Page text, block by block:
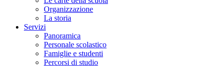
Organizzazione
La storia
Servizi
Panoramica
Personale scolastico
Famiglie e studenti
Percorsi di studio